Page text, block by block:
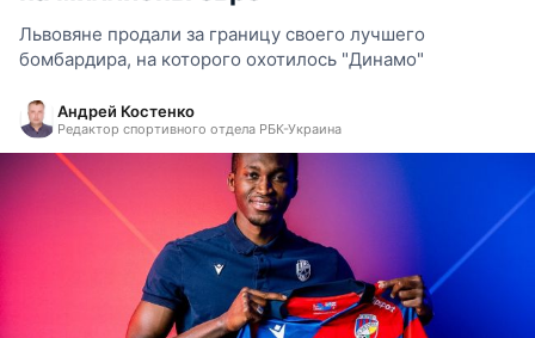
Львовяне продали за границу своего лучшего
бомбардира, на которого охотилось "Динамо"
Андрей Костенко
Редактор спортивного отдела РБК-Украина